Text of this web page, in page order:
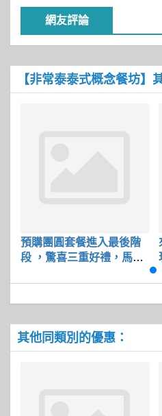
網友評論
【非常泰泰式概念餐坊】
預購團圓套餐進入最後階
段 ，驚喜三重好禮，馬上
其他同類別的優惠：